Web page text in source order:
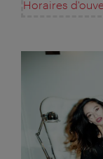
Horaires